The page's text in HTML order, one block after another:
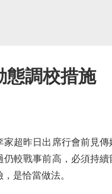
態調校措施
昨日出席行會前見傳
較戰事前高，必須持
是恰當做法。